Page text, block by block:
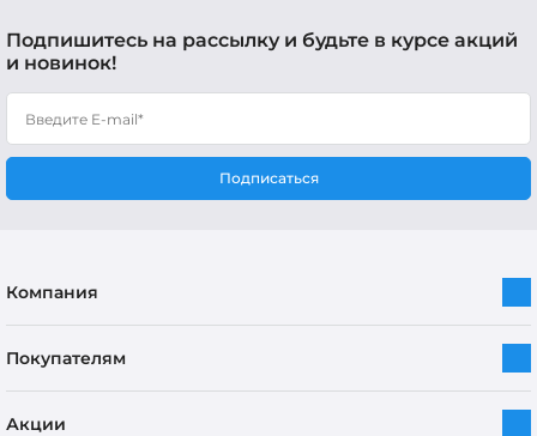
Подпишитесь на рассылку и будьте в курсе акций
и новинок!
Подписаться
Компания
Покупателям
Акции